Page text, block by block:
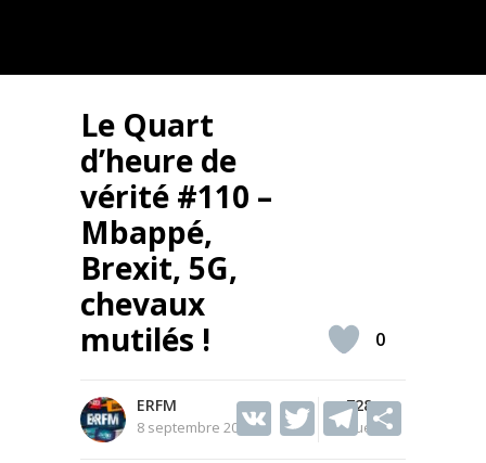
Le Quart
d’heure de
vérité #110 –
Mbappé,
Brexit, 5G,
chevaux
mutilés !
ERFM
8 septembre 2020
728
Vues
V T T
0